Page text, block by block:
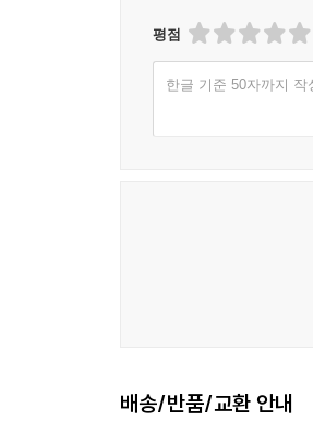
평점
한글 기준 50자까지 작
배송/반품/교환 안내